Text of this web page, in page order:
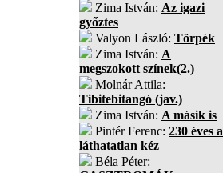
Zima István: Az igazi
győztes
Valyon László: Törpék
Zima István: A
megszokott színek(2.)
Molnár Attila:
Tibitebitangó (jav.)
Zima István: A másik is
Pintér Ferenc: 230 éves a
láthatatlan kéz
Béla Péter: